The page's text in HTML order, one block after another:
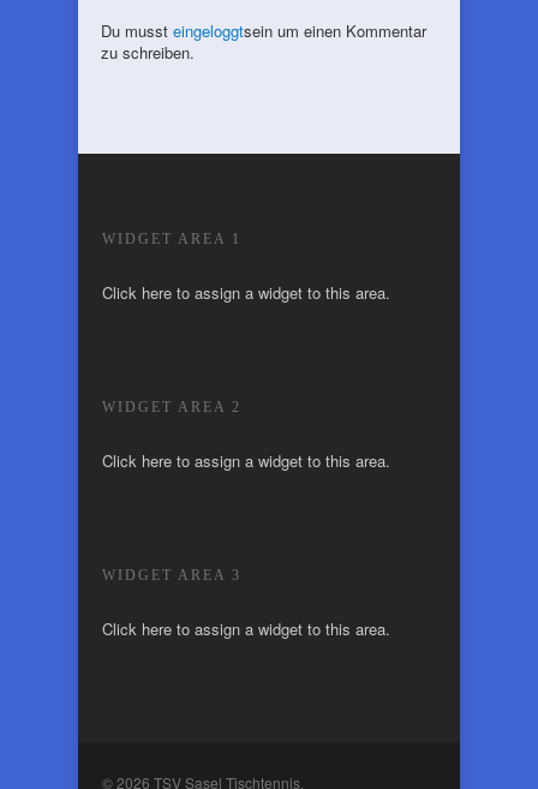
Du musst eingeloggtsein um einen Kommentar
zu schreiben.
WIDGET AREA 1
Click here to assign a widget to this area.
WIDGET AREA 2
Click here to assign a widget to this area.
WIDGET AREA 3
Click here to assign a widget to this area.
© 2026 TSV Sasel Tischtennis.